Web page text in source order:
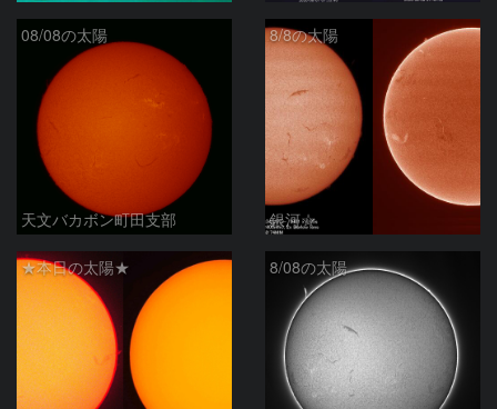
08/08の太陽
天文バカボン町田支部
8/8の太陽
銀河☆
★本日の太陽★ 8/08の太陽